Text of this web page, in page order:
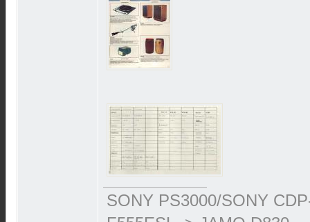
SONY PS3000/SONY